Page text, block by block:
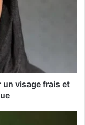
un visage frais et